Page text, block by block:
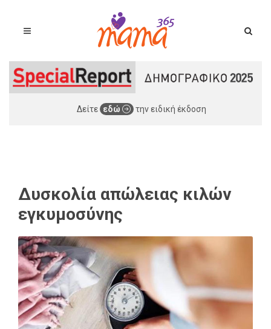
Δείτε εδώ την ειδική έκδοση
Δυσκολία απώλειας κιλών
εγκυμοσύνης